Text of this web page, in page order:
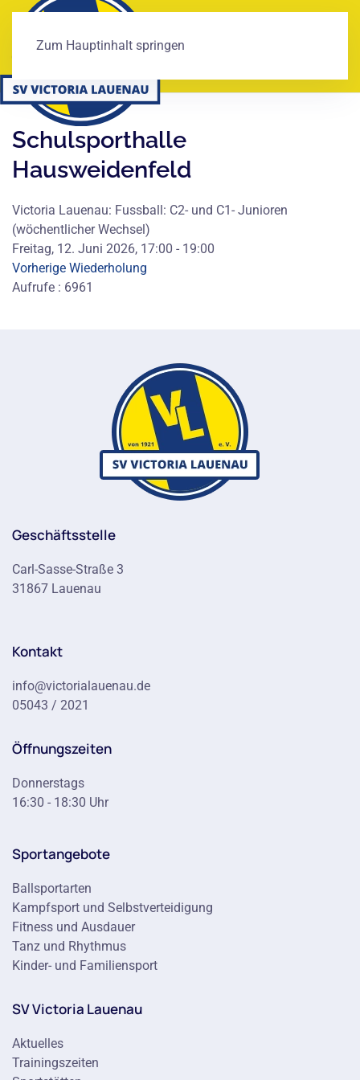
Zum Hauptinhalt springen
Schulsporthalle
Hausweidenfeld
Victoria Lauenau: Fussball: C2- und C1- Junioren
(wöchentlicher Wechsel)
Freitag, 12. Juni 2026, 17:00 - 19:00
Vorherige Wiederholung
Aufrufe : 6961
Geschäftsstelle
Carl-Sasse-Straße 3
31867 Lauenau
Kontakt
info@victorialauenau.de
05043 / 2021
Öffnungszeiten
Donnerstags
16:30 - 18:30 Uhr
Sportangebote
Ballsportarten
Kampfsport und Selbstverteidigung
Fitness und Ausdauer
Tanz und Rhythmus
Kinder- und Familiensport
SV Victoria Lauenau
Aktuelles
Trainingszeiten